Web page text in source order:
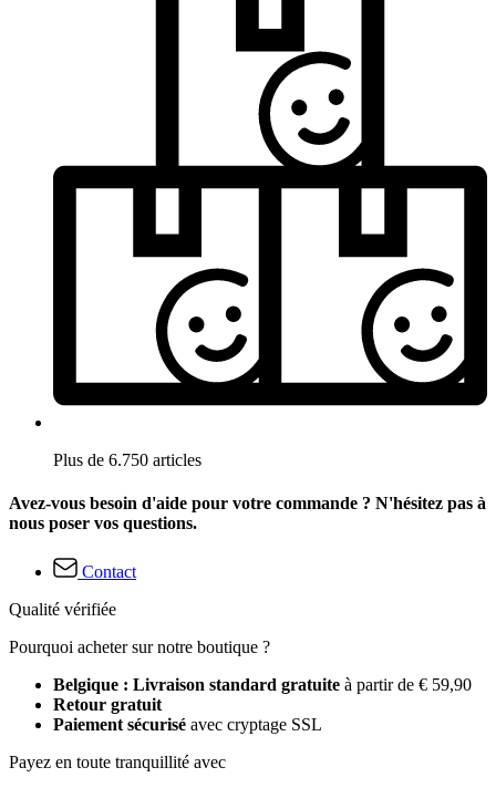
Plus de 6.750 articles
Avez-vous besoin d'aide pour votre commande ? N'hésitez pas à
nous poser vos questions.
Contact
Qualité vérifiée
Pourquoi acheter sur notre boutique ?
Belgique : Livraison standard gratuite à partir de € 59,90
Retour gratuit
Paiement sécurisé avec cryptage SSL
Payez en toute tranquillité avec